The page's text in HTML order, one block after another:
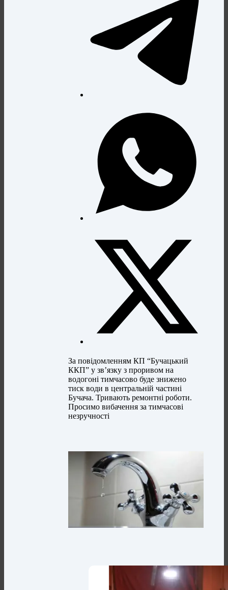
За повідомленням КП “Бучацький
ККП” у зв’язку з проривом на
водогоні тимчасово буде знижено
тиск води в центральній частині
Бучача. Тривають ремонтні роботи.
Просимо вибачення за тимчасові
незручності